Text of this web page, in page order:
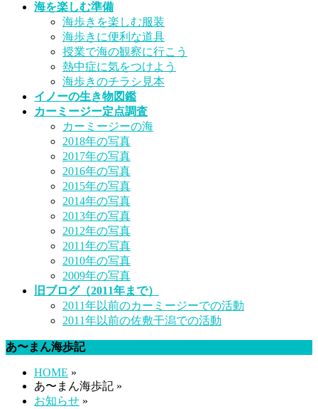
海を楽しむ準備
海歩きを楽しむ服装
海歩きに便利な道具
授業で海の観察に行こう
熱中症に気をつけよう
海歩きのチラシ見本
イノーの生き物図鑑
カーミージー定点調査
カーミージーの海
2018年の写真
2017年の写真
2016年の写真
2015年の写真
2014年の写真
2013年の写真
2012年の写真
2011年の写真
2010年の写真
2009年の写真
旧ブログ（2011年まで）
2011年以前のカーミージーでの活動
2011年以前の佐敷干潟での活動
あ〜まん海歩記
HOME »
あ〜まん海歩記 »
お知らせ »